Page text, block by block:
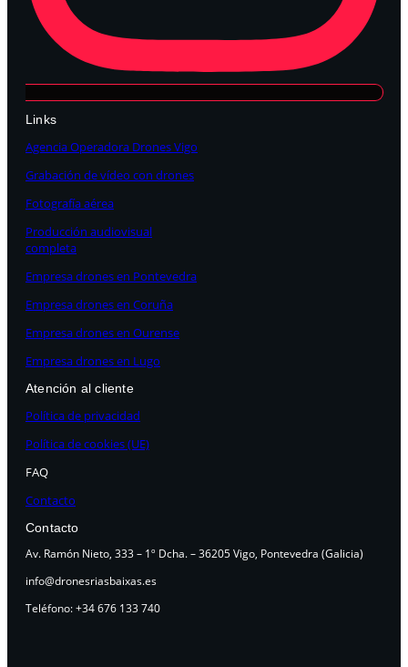
Links
Agencia Operadora Drones Vigo
Grabación de vídeo con drones
Fotografía aérea
Producción audiovisual
completa
Empresa drones en Pontevedra
Empresa drones en Coruña
Empresa drones en Ourense
Empresa drones en Lugo
Atención al cliente
Política de privacidad
Política de cookies (UE)
FAQ
Contacto
Contacto
Av. Ramón Nieto, 333 – 1º Dcha. – 36205 Vigo, Pontevedra (Galicia)
info@dronesriasbaixas.es
Teléfono: +34 676 133 740